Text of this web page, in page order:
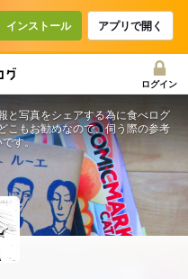
インストール アプリで開く
ログイン
と写真をシェアする為に食べログ
こもお勧めなので、伺う際の参考
です。